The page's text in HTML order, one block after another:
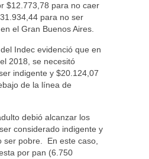
$12.773,78 para no caer
para no ser
el Gran Buenos Aires.
Indec evidenció que en
2018, se necesitó
indigente y $20.124,07
de la línea de
debió alcanzar los
considerado indigente y
ser pobre. En este caso,
por pan (6.750